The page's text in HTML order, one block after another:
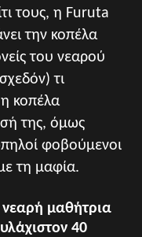
τους, η Furuta
την κοπέλα
του νεαρού
τι
η κοπέλα
της, όμως
φοβούμενοι
τη μαφία.
νεαρή μαθήτρια
40